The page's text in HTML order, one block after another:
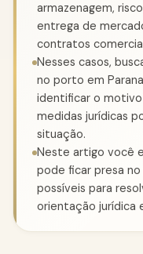
armazenagem,
entrega de
contratos
Nesses casos,
no porto em
identificar o motivo
medidas jurídicas
situação.
Neste artigo você
pode ficar presa
possíveis para
orientação jurídica